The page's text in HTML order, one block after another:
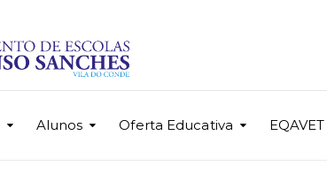
Alunos Oferta Educativa EQAVET